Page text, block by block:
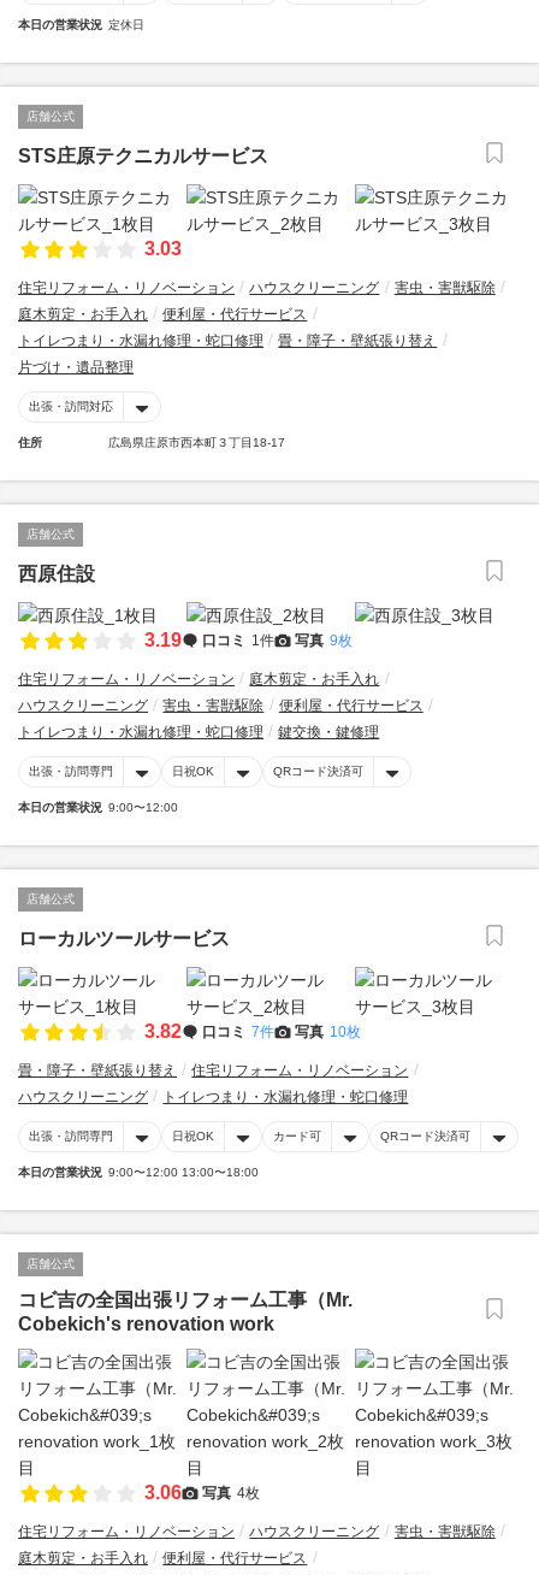
本日の営業状況 定休日
店舗公式
STS庄原テクニカルサービス
3.03
住宅リフォーム・リノベーション ハウスクリーニング
害虫・害獣駆除
庭木剪定・お手入れ
便利屋・代行サービス
トイレつまり・水漏れ修理・蛇口修理
畳・障子・壁紙張り替え
片づけ・遺品整理
出張・訪問対応
住所 広島県庄原市西本町３丁目18-17
店舗公式
西原住設
3.19 口コミ 1件 写真 9枚
住宅リフォーム・リノベーション
庭木剪定・お手入れ
ハウスクリーニング
害虫・害獣駆除
便利屋・代行サービス
トイレつまり・水漏れ修理・蛇口修理
鍵交換・鍵修理
出張・訪問専門 日祝OK QRコード決済可
本日の営業状況 9:00〜12:00
店舗公式
ローカルツールサービス
3.82 口コミ 7件 写真 10枚
畳・障子・壁紙張り替え
住宅リフォーム・リノベーション
ハウスクリーニング
トイレつまり・水漏れ修理・蛇口修理
出張・訪問専門 日祝OK カード可 QRコード決済可
本日の営業状況 9:00〜12:00 13:00〜18:00
店舗公式
コビ吉の全国出張リフォーム工事（Mr.
Cobekich's renovation work
3.06 写真 4枚
住宅リフォーム・リノベーション ハウスクリーニング
害虫・害獣駆除
庭木剪定・お手入れ
便利屋・代行サービス